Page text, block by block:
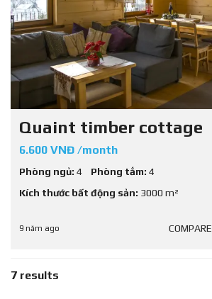
Quaint timber cottage
6.600 VNĐ /month
Phòng ngủ: 4 Phòng tắm: 4
Kích thước bất động sản: 3000 m²
9 năm ago COMPARE
7 results